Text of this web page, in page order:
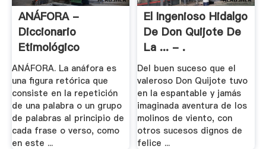
ANÁFORA -
Diccionario
Etimológico
ANÁFORA. La anáfora es
una figura retórica que
consiste en la repetición
de una palabra o un grupo
de palabras al principio de
cada frase o verso, como
en este ...
El Ingenioso Hidalgo
De Don Quijote De
La ... - .
Del buen suceso que el
valeroso Don Quijote tuvo
en la espantable y jamás
imaginada aventura de los
molinos de viento, con
otros sucesos dignos de
felice ...